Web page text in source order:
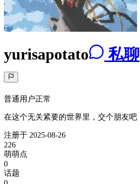
yurisapotato 私聊
普通用户正常
在这个无关紧要的世界里，交个朋友吧
注册于 2025-08-26
226
萌萌点
0
话题